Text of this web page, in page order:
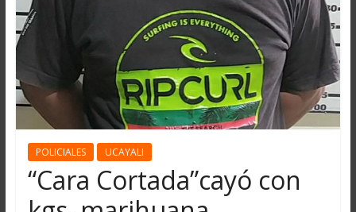
POLICIALES UCAYALI
“Cara Cortada”cayó con